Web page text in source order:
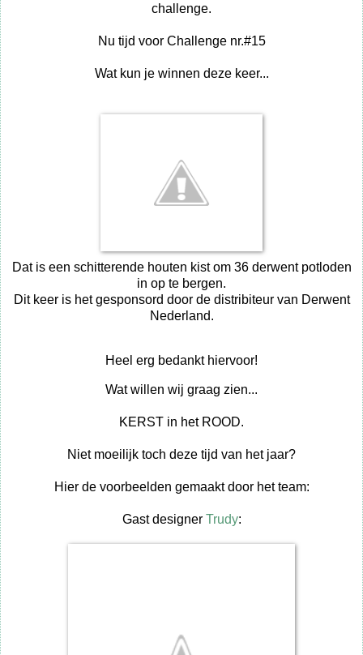
challenge.
Nu tijd voor Challenge nr.#15
Wat kun je winnen deze keer...
Dat is een schitterende houten kist om 36 derwent potloden
in op te bergen.
Dit keer is het gesponsord door de distribiteur van Derwent
Nederland.
Heel erg bedankt hiervoor!
Wat willen wij graag zien...
KERST in het ROOD.
Niet moeilijk toch deze tijd van het jaar?
Hier de voorbeelden gemaakt door het team:
Gast designer Trudy: